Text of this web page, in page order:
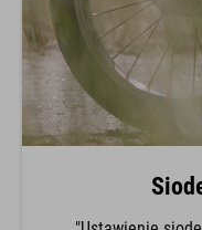
"Ustawienie